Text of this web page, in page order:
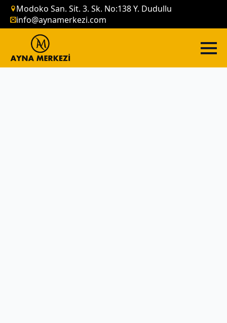
Modoko San. Sit. 3. Sk. No:138 Y. Dudullu
info@aynamerkezi.com